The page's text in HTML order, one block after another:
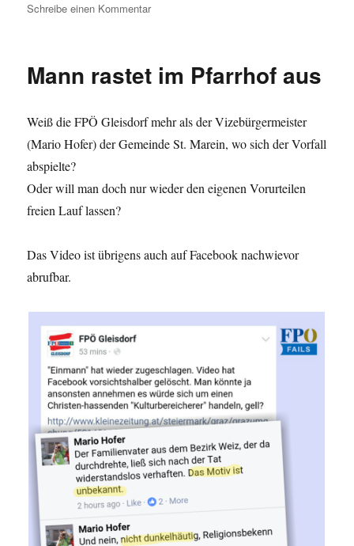
f
l
s
Schreibe einen Kommentar
Mann rastet im Pfarrhof aus
Weiß die FPÖ Gleisdorf mehr als der Vizebürgermeister
(Mario Hofer) der Gemeinde St. Marein, wo sich der Vorfall
abspielte?
Oder will man doch nur wieder den eigenen Vorurteilen
freien Lauf lassen?
Das Video ist übrigens auch auf Facebook nachwievor
abrufbar.